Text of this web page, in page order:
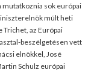
mutatkoznia sok európai
múlt heti
az Európai
beszélgetésen vett
elnökkel, José
Schulz európai